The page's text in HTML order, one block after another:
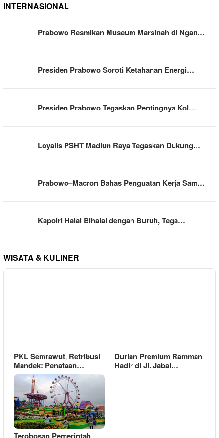
INTERNASIONAL
Prabowo Resmikan Museum Marsinah di Ngan…
Presiden Prabowo Soroti Ketahanan Energi…
Presiden Prabowo Tegaskan Pentingnya Kol…
Loyalis PSHT Madiun Raya Tegaskan Dukung…
Prabowo–Macron Bahas Penguatan Kerja Sam…
Kapolri Halal Bihalal dengan Buruh, Tega…
WISATA & KULINER
PKL Semrawut, Retribusi
Mandek: Penataan…
Durian Premium Ramman
Hadir di Jl. Jabal…
Terobosan Pemerintah